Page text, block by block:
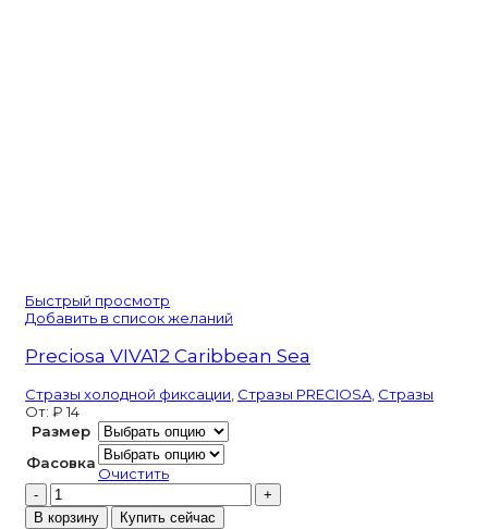
Быстрый просмотр
Добавить в список желаний
Preciosa VIVA12 Caribbean Sea
Стразы холодной фиксации Стразы PRECIOSA Стразы
От: ₽ 14
Размер
Фасовка
Очистить
Количество
товара
Preciosa
В корзину Купить сейчас